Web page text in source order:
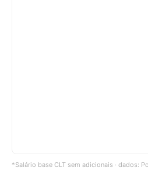
*Salário base CLT sem adicionais · dados: